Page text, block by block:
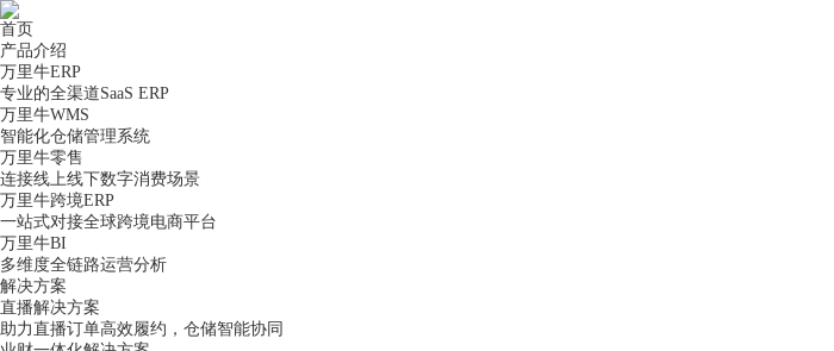
首页
产品介绍
万里牛ERP
专业的全渠道SaaS ERP
万里牛WMS
智能化仓储管理系统
万里牛零售
连接线上线下数字消费场景
万里牛跨境ERP
一站式对接全球跨境电商平台
万里牛BI
多维度全链路运营分析
解决方案
直播解决方案
助力直播订单高效履约，仓储智能协同